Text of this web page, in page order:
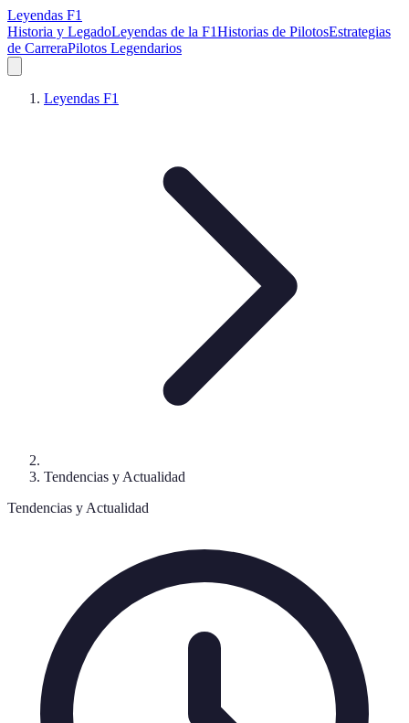
Leyendas F1
Historia y LegadoLeyendas de la F1Historias de PilotosEstrategias
de CarreraPilotos Legendarios
Leyendas F1
Tendencias y Actualidad
Tendencias y Actualidad